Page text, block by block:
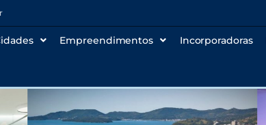
Empreendimentos Incorporadoras